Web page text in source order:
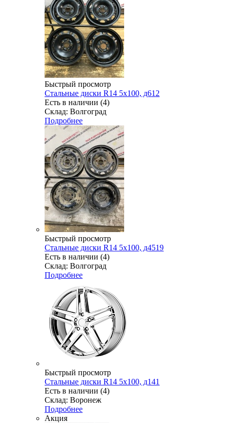
Быстрый просмотр
Стальные диски R14 5x100, д612
Есть в наличии (4)
Склад: Волгоград
Подробнее
Быстрый просмотр
Стальные диски R14 5x100, д4519
Есть в наличии (4)
Склад: Волгоград
Подробнее
Быстрый просмотр
Стальные диски R14 5x100, д141
Есть в наличии (4)
Склад: Воронеж
Подробнее
Акция